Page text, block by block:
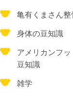
亀有くまさん整
身体の豆知識
アメリカンフ
豆知識
雑学